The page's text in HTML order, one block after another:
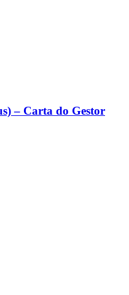
– Carta do Gestor